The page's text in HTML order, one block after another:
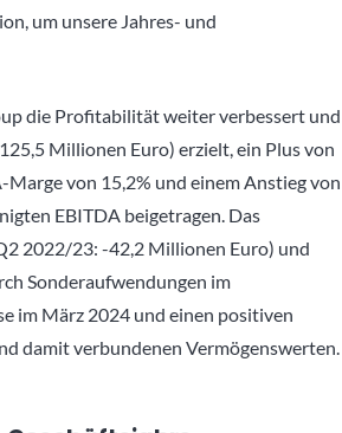
um unsere Jahres- und
die Profitabilität weiter verbessert und
Millionen Euro) erzielt, ein Plus von
von 15,2% und einem Anstieg von
EBITDA beigetragen. Das
2022/23: -42,2 Millionen Euro) und
Sonderaufwendungen im
im März 2024 und einen positiven
damit verbundenen Vermögenswerten.